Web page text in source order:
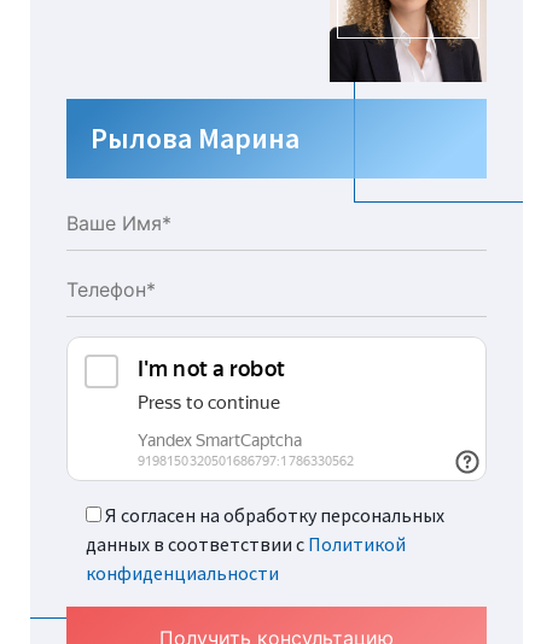
Рылова Марина
Я согласен на обработку персональных
данных в соответствии с Политикой
конфиденциальности